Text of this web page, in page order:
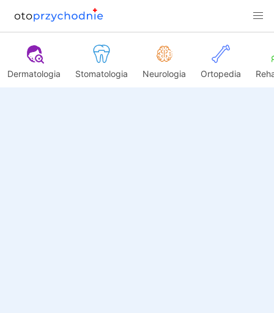
Dermatologia Stomatologia Neurologia Ortopedia